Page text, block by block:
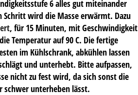
6 alles gut miteinander
wird die Masse erwärmt. Dazu
, für 15 Minuten, mit Geschwindigkeit
Temperatur auf 90 C. Die fertige
im Kühlschrank, abkühlen lassen
und unterhebt. Bitte aufpassen,
nicht zu fest wird, da sich sonst die
schwer unterheben lässt.